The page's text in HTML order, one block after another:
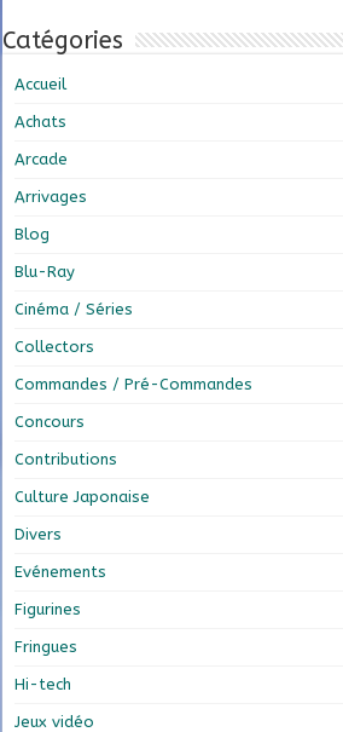
Catégories
Accueil
Achats
Arcade
Arrivages
Blog
Blu-Ray
Cinéma / Séries
Collectors
Commandes / Pré-Commandes
Concours
Contributions
Culture Japonaise
Divers
Evénements
Figurines
Fringues
Hi-tech
Jeux vidéo